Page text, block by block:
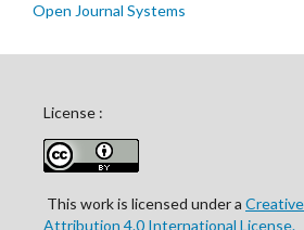
Open Journal Systems
License :
This work is licensed under a
Attribution 4.0 International License.